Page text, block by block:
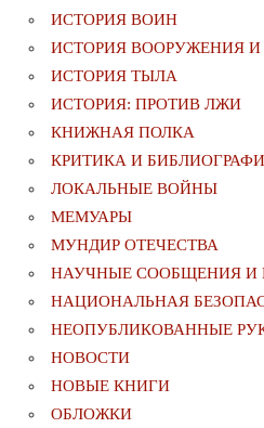
ИСТОРИЯ ВОИН
ИСТОРИЯ ВООРУЖЕНИЯ
ИСТОРИЯ ТЫЛА
ИСТОРИЯ: ПРОТИВ ЛЖИ
КНИЖНАЯ ПОЛКА
КРИТИКА И
ЛОКАЛЬНЫЕ ВОЙНЫ
МЕМУАРЫ
МУНДИР ОТЕЧЕСТВА
НАУЧНЫЕ СООБЩЕНИЯ И
НАЦИОНАЛЬНАЯ
НЕОПУБЛИКОВАННЫЕ
НОВОСТИ
НОВЫЕ КНИГИ
ОБЛОЖКИ